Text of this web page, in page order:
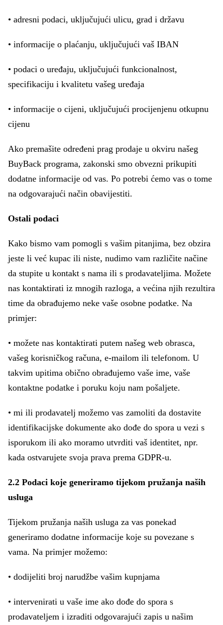
• adresni podaci, uključujući ulicu, grad i državu
• informacije o plaćanju, uključujući vaš IBAN
• podaci o uređaju, uključujući funkcionalnost,
specifikaciju i kvalitetu vašeg uređaja
• informacije o cijeni, uključujući procijenjenu otkupnu
cijenu
Ako premašite određeni prag prodaje u okviru našeg
BuyBack programa, zakonski smo obvezni prikupiti
dodatne informacije od vas. Po potrebi ćemo vas o tome
na odgovarajući način obavijestiti.
Ostali podaci
Kako bismo vam pomogli s vašim pitanjima, bez obzira
jeste li već kupac ili niste, nudimo vam različite načine
da stupite u kontakt s nama ili s prodavateljima. Možete
nas kontaktirati iz mnogih razloga, a većina njih rezultira
time da obrađujemo neke vaše osobne podatke. Na
primjer:
• možete nas kontaktirati putem našeg web obrasca,
vašeg korisničkog računa, e-mailom ili telefonom. U
takvim upitima obično obrađujemo vaše ime, vaše
kontaktne podatke i poruku koju nam pošaljete.
• mi ili prodavatelj možemo vas zamoliti da dostavite
identifikacijske dokumente ako dođe do spora u vezi s
isporukom ili ako moramo utvrditi vaš identitet, npr.
kada ostvarujete svoja prava prema GDPR-u.
2.2 Podaci koje generiramo tijekom pružanja naših
usluga
Tijekom pružanja naših usluga za vas ponekad
generiramo dodatne informacije koje su povezane s
vama. Na primjer možemo:
• dodijeliti broj narudžbe vašim kupnjama
• intervenirati u vaše ime ako dođe do spora s
prodavateljem i izraditi odgovarajući zapis u našim